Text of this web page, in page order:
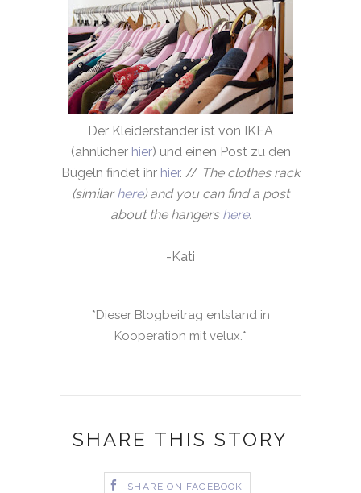
Der Kleiderständer ist von IKEA
(ähnlicher hier) und einen Post zu den
Bügeln findet ihr hier. // The clothes rack
(similarhere) and you can find a post
about the hangers here.
-Kati
*Dieser Blogbeitrag entstand in
Kooperation mit velux.*
SHARE THIS STORY
SHARE ON FACEBOOK